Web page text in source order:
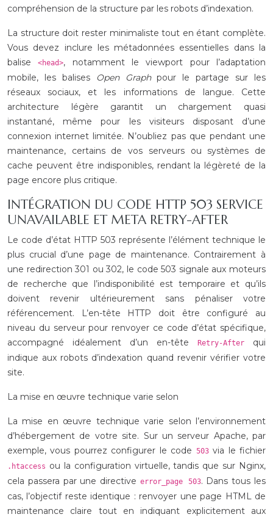
compréhension de la structure par les robots d’indexation.
La structure doit rester minimaliste tout en étant complète.
Vous devez inclure les métadonnées essentielles dans la
balise<head>, notamment le viewport pour l’adaptation
mobile, les balises Open Graphpour le partage sur les
réseaux sociaux, et les informations de langue. Cette
architecture légère garantit un chargement quasi
instantané, même pour les visiteurs disposant d’une
connexion internet limitée. N’oubliez pas que pendant une
maintenance, certains de vos serveurs ou systèmes de
cache peuvent être indisponibles, rendant la légèreté de la
page encore plus critique.
INTÉGRATION DU CODE HTTP 503 SERVICE
UNAVAILABLE ET META RETRY-AFTER
Le code d’état HTTP 503 représente l’élément technique le
plus crucial d’une page de maintenance. Contrairement à
une redirection 301 ou 302, le code 503 signale aux moteurs
de recherche que l’indisponibilité est temporaire et qu’ils
doivent revenir ultérieurement sans pénaliser votre
référencement. L’en-tête HTTP doit être configuré au
niveau du serveur pour renvoyer ce code d’état spécifique,
accompagné idéalement d’un en-tête
Retry-After
qui
indique aux robots d’indexation quand revenir vérifier votre
site.
La mise en œuvre technique varie selon
La mise en œuvre technique varie selon l’environnement
d’hébergement de votre site. Sur un serveur Apache, par
exemple, vous pourrez configurer le code 503via le fichier
.htaccess ou la configuration virtuelle, tandis que sur Nginx,
cela passera par une directive error_page 503. Dans tous les
cas, l’objectif reste identique : renvoyer une page HTML de
maintenance claire tout en indiquant explicitement aux